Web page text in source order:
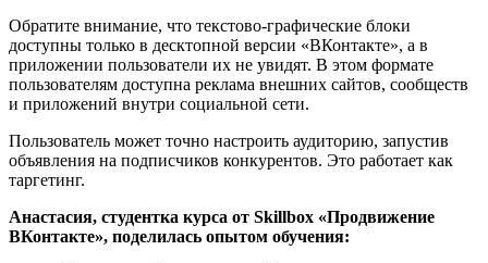
Обратите внимание, что текстово-графические блоки
доступны только в десктопной версии «ВКонтакте», а в
приложении пользователи их не увидят. В этом формате
пользователям доступна реклама внешних сайтов, сообществ
и приложений внутри социальной сети.
Пользователь может точно настроить аудиторию, запустив
объявления на подписчиков конкурентов. Это работает как
таргетинг.
Анастасия, студентка курса от Skillbox «Продвижение
ВКонтакте», поделилась опытом обучения: